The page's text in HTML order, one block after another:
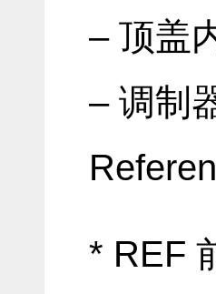
– 顶盖
– 调制
* REF